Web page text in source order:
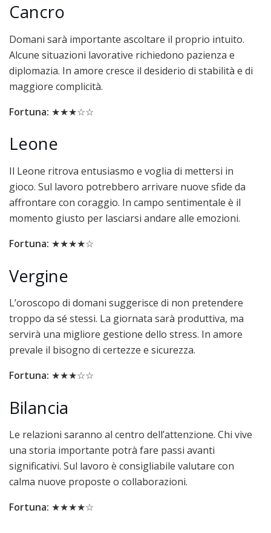
Cancro
Domani sarà importante ascoltare il proprio intuito.
Alcune situazioni lavorative richiedono pazienza e
diplomazia. In amore cresce il desiderio di stabilità e di
maggiore complicità.
Fortuna: ★★★☆☆
Leone
Il Leone ritrova entusiasmo e voglia di mettersi in
gioco. Sul lavoro potrebbero arrivare nuove sfide da
affrontare con coraggio. In campo sentimentale è il
momento giusto per lasciarsi andare alle emozioni.
Fortuna: ★★★★☆
Vergine
L’oroscopo di domani suggerisce di non pretendere
troppo da sé stessi. La giornata sarà produttiva, ma
servirà una migliore gestione dello stress. In amore
prevale il bisogno di certezze e sicurezza.
Fortuna: ★★★☆☆
Bilancia
Le relazioni saranno al centro dell’attenzione. Chi vive
una storia importante potrà fare passi avanti
significativi. Sul lavoro è consigliabile valutare con
calma nuove proposte o collaborazioni.
Fortuna: ★★★★☆